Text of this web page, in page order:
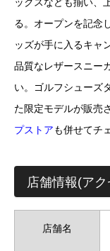
る。オープンを記念
ッズが手に入るキャ
品質なレザースニー
い。ゴルフシューズ
た限定モデルが販売
プストアも併せてチ
店舗情報(ア
店舗名